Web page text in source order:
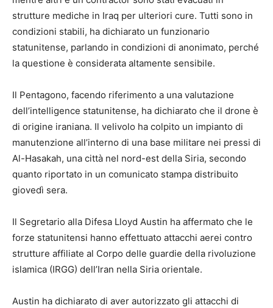
strutture mediche in Iraq per ulteriori cure. Tutti sono in
condizioni stabili, ha dichiarato un funzionario
statunitense, parlando in condizioni di anonimato, perché
la questione è considerata altamente sensibile.
Il Pentagono, facendo riferimento a una valutazione
dell’intelligence statunitense, ha dichiarato che il drone è
di origine iraniana. Il velivolo ha colpito un impianto di
manutenzione all’interno di una base militare nei pressi di
Al-Hasakah, una città nel nord-est della Siria, secondo
quanto riportato in un comunicato stampa distribuito
giovedì sera.
Il Segretario alla Difesa Lloyd Austin ha affermato che le
forze statunitensi hanno effettuato attacchi aerei contro
strutture affiliate al Corpo delle guardie della rivoluzione
islamica (IRGG) dell’Iran nella Siria orientale.
Austin ha dichiarato di aver autorizzato gli attacchi di